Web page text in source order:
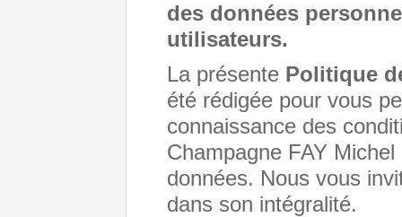
des données
utilisateurs.
La présente Politique
été rédigée pour vous
connaissance des
Champagne FAY
données. Nous vous
dans son intégralité.